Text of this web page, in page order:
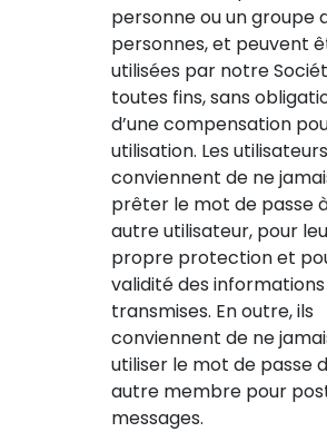
personne ou un groupe
personnes, et peuvent
utilisées par notre
toutes fins, sans
d’une compensation
utilisation. Les utilisateurs
conviennent de ne
prêter le mot de passe
autre utilisateur, pour
propre protection et
validité des informations
transmises. En outre, ils
conviennent de ne
utiliser le mot de passe
autre membre pour
messages.